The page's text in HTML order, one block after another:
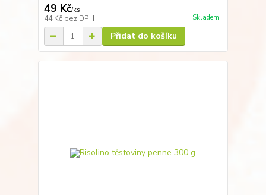
49 Kč/ks
44 Kč bez DPH Skladem
Přidat do košíku